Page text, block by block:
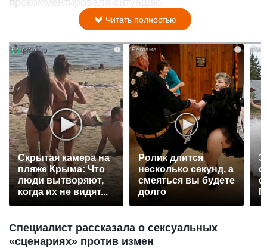
Читать полностью
i
Скрытая камера на
пляже Крыма: Что
люди вытворяют,
когда их не видят...
Ролик длится
несколько секунд, а
смеяться вы будете
долго
Специалист рассказала о сексуальных
«сценариях» против измен